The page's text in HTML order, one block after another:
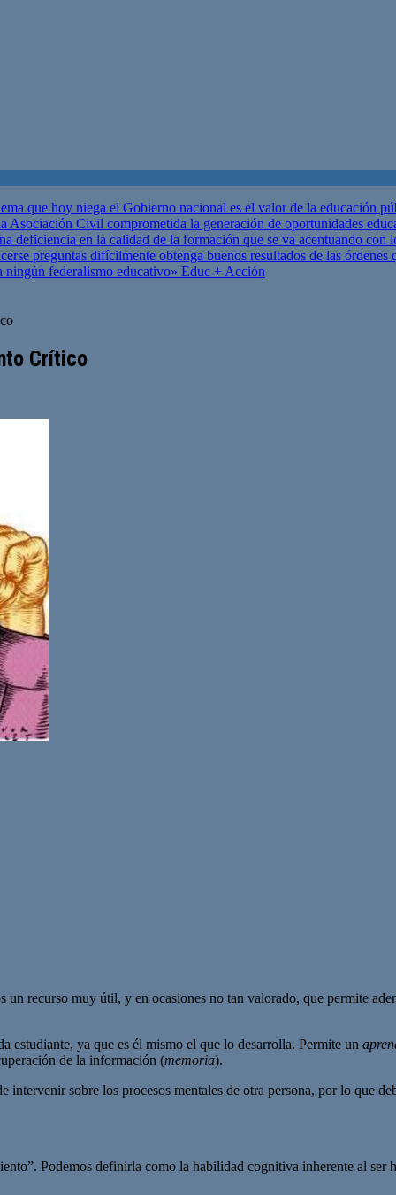
que hoy niega el Gobierno nacional es el valor de la educación
Asociación Civil comprometida la generación de oportunidades
deficiencia en la calidad de la formación que se va acentuando
preguntas difícilmente obtenga buenos resultados de las
federalismo educativo» Educ + Acción
Crítico
un recurso muy útil, y en ocasiones no tan valorado, que permite
estudiante, ya que es él mismo el que lo desarrolla. Permite un
de la información (memoria).
sobre los procesos mentales de otra persona, por lo que
Podemos definirla como la habilidad cognitiva inherente al ser